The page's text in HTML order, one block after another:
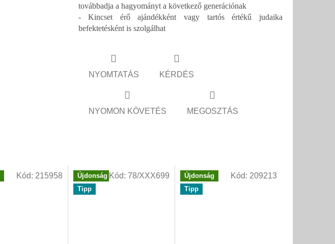
továbbadja a hagyományt a következő generációnak
- Kincset érő ajándékként vagy tartós értékű judaika
befektetésként is szolgálhat
NYOMTATÁS KÉRDÉS
NYOMON KÖVETÉS MEGOSZTÁS
Kód: 215958
Újdonság
Tipp
Kód:78/XXX699
Újdonság
Tipp
Kód: 209213